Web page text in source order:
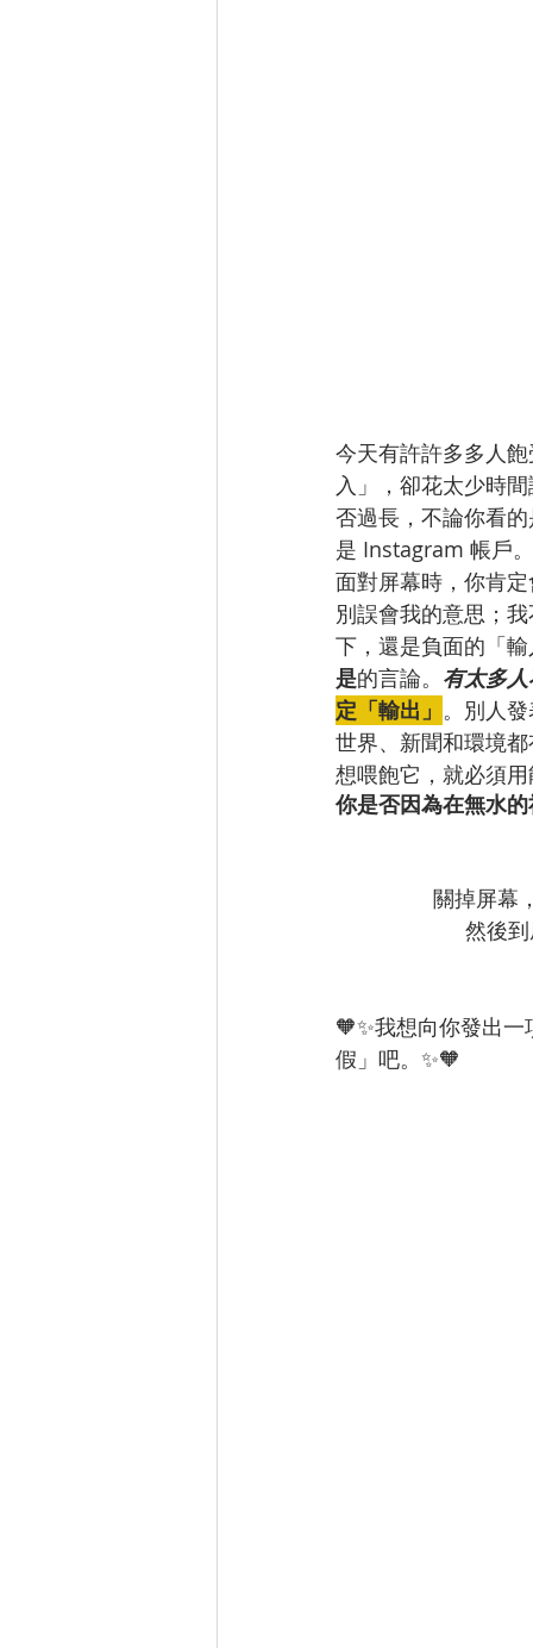
今天有許許多多人
入」，卻花太少時
否過長，不論你看的
是 Instagram 帳戶
面對屏幕時，你肯
別誤會我的意思；
下，還是負面的「
是的言論。 有太多
定「輸出」 。別人
世界、新聞和環境
想喂飽它，就必須
你是否因為在無水
關掉屏幕
然後
🧡✨我想向你發出
假」吧。✨🧡